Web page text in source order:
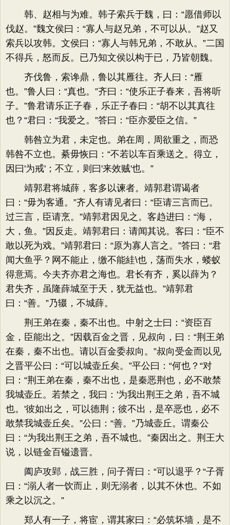
韩、赵相与为难。韩子索兵于魏，曰：“愿借师以
伐赵。”魏文侯曰：“寡人与赵兄弟，不可以从。”赵又
索兵以攻韩。文侯曰：“寡人与韩兄弟，不敢从。”二国
不得兵，怒而反。已乃知文侯以构于已，乃皆朝魏。
齐伐鲁，索谗鼎，鲁以其雁往。齐人曰：“雁
也。”鲁人曰：“真也。”齐曰：“使乐正子春来，吾将听
子。”鲁君请乐正子春，乐正子春曰：“胡不以其真往
也？“君曰：“我爱之。”答曰：“臣亦爱臣之信。”
韩咎立为君，未定也。弟在周，周欲重之，而恐
韩咎不立也。綦毋恢曰：“不若以车百乘送之。得立，
因曰'为戒'；不立，则曰'来效贼'也。”
靖郭君将城薛，客多以谏者。靖郭君谓谒者
曰：“毋为客通。”齐人有请见者曰：“臣请三言而已。
过三言，臣请烹。”靖郭君因见之。客趋进曰：“海，
大，鱼。”因反走。靖郭君曰：请闻其说。客曰：“臣不
敢以死为戏。”靖郭君曰：“原为寡人言之。”答曰：“君
闻大鱼乎？网不能止，缴不能絓\也，荡而失水，蝼蚁
得意焉。今夫齐亦君之海也。君长有齐，奚以薛为？
君失齐，虽隆薛城至于天，犹无益也。”靖郭君
曰：“善。”乃辍，不城薛。
荆王弟在秦，秦不出也。中射之士曰：“资臣百
金，臣能出之。”因载百金之晋，见叔向，曰：“荆王弟
在秦，秦不出也。请以百金委叔向。”叔向受金而以见
之晋平公曰：“可以城壶丘矣。”平公曰：“何也？“对
曰：“荆王弟在秦，秦不出也，是秦恶荆也，必不敢禁
我城壶丘。若禁之，我曰：'为我出荆王之弟，吾不城
也。'彼如出之，可以德荆；彼不出，是卒恶也，必不
敢禁我城壶丘矣。”公曰：“善。”乃城壶丘。谓秦公
曰：“为我出荆王之弟，吾不城也。”秦因出之。荆王大
说，以链金百镒遗晋。
阖庐攻郢，战三胜，问子胥曰：“可以退乎？“子胥
曰：“溺人者一饮而止，则无溺者，以其不休也。不如
乘之以沉之。”
郑人有一子，将宦，谓其家曰：“必筑坏墙，是不